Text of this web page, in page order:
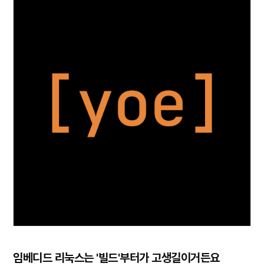
임베디드 리눅스는 '빌드'부터가 고생길이거든요